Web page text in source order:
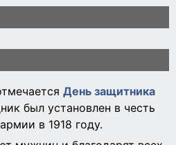
День защитника
был установлен в честь
в 1918 году.